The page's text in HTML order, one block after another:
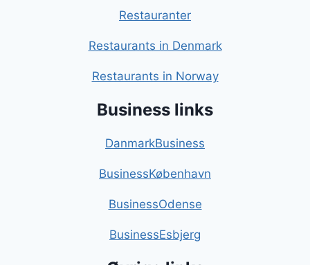
Restauranter
Restaurants in Denmark
Restaurants in Norway
Business links
DanmarkBusiness
BusinessKøbenhavn
BusinessOdense
BusinessEsbjerg